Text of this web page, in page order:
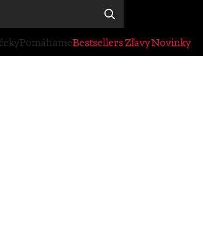
PomáhameBestsellersZľavyNovinky